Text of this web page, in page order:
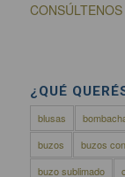
¿QUÉ
blusas
buzos
buzos
buzo sublimado